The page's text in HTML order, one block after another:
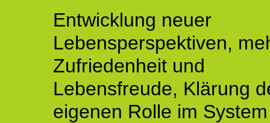
Entwicklung neuer
Lebensperspektiven,
Zufriedenheit und
Lebensfreude, Klärung
eigenen Rolle im